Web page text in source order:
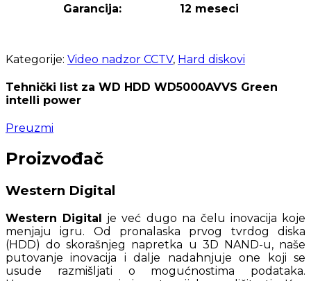
Garancija:
12 meseci
Kategorije: Video nadzor CCTV, Hard diskovi
Tehnički list za WD HDD WD5000AVVS Green
intelli power
Preuzmi
Proizvođač
Western Digital
Western Digital je već dugo na čelu inovacija koje
menjaju igru. Od pronalaska prvog tvrdog diska
(HDD) do skorašnjeg napretka u 3D NAND-u, naše
putovanje inovacija i dalje nadahnjuje one koji se
usude razmišljati o mogućnostima podataka.